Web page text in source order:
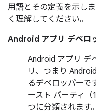
用語とその定義を示し
く理解してください。
Android アプリ デベロ
Android アプリ デ
リ、つまり
るデベロッパーで
ースト パーティ（
つに分類されます。